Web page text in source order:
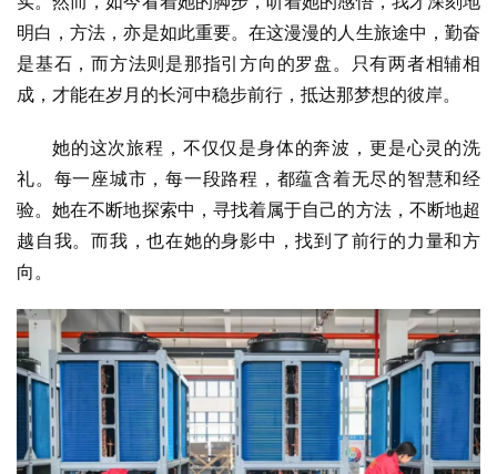
明白，方法，亦是如此重要。在这漫漫的人生旅途中，勤奋
是基石，而方法则是那指引方向的罗盘。只有两者相辅相
成，才能在岁月的长河中稳步前行，抵达那梦想的彼岸。
她的这次旅程，不仅仅是身体的奔波，更是心灵的洗
礼。每一座城市，每一段路程，都蕴含着无尽的智慧和经
验。她在不断地探索中，寻找着属于自己的方法，不断地超
越自我。而我，也在她的身影中，找到了前行的力量和方
向。